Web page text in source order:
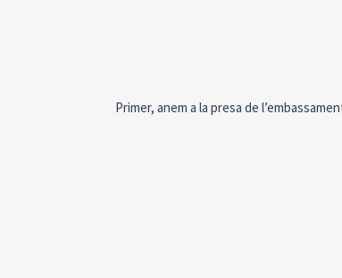
Primer, anem a la presa de